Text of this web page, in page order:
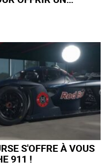
S'OFFRE À VOUS
911 !